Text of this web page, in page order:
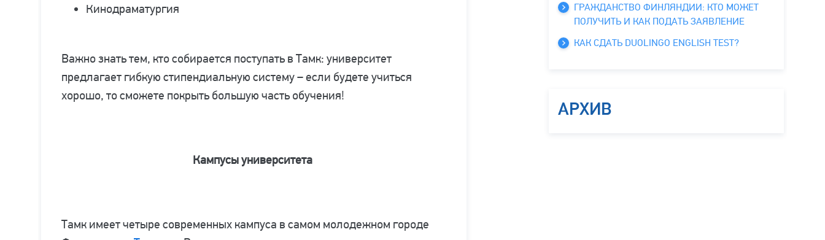
Кинодраматургия
Важно знать тем, кто собирается поступать в Тамк: университет
предлагает гибкую стипендиальную систему – если будете учиться
хорошо, то сможете покрыть большую часть обучения!
Кампусы университета
Тамк имеет четыре современных кампуса в самом молодежном городе
ГРАЖДАНСТВО ФИНЛЯНДИИ: КТО МОЖЕТ
ПОЛУЧИТЬ И КАК ПОДАТЬ ЗАЯВЛЕНИЕ
КАК СДАТЬ DUOLINGO ENGLISH TEST?
АРХИВ